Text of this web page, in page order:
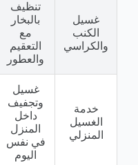
غسيل
الكنب
والكراسي
تنظيف
بالبخار
مع
التعقيم
والعطور
خدمة
الغسيل
المنزلي
غسيل
وتجفيف
داخل
المنزل
في نفس
اليوم